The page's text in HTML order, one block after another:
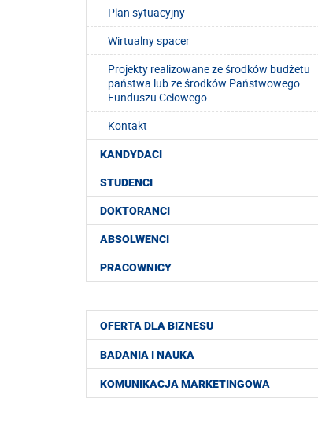
Plan sytuacyjny
Wirtualny spacer
Projekty realizowane ze środków budżetu
państwa lub ze środków Państwowego
Funduszu Celowego
Kontakt
KANDYDACI
STUDENCI
DOKTORANCI
ABSOLWENCI
PRACOWNICY
OFERTA DLA BIZNESU
BADANIA I NAUKA
KOMUNIKACJA MARKETINGOWA